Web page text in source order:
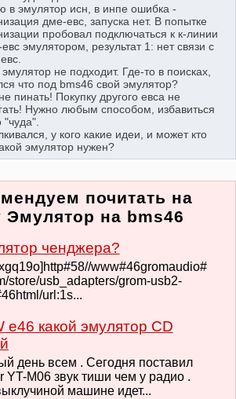
в эмулятор исн, в инпе ошибка -
дме-евс, запуска нет. В попытке
пробовал подключаться к к-линии
эмулятором, результат 1: нет связи с
не подходит. Где-то в поисках,
что под bms46 свой эмулятор?
пинать! Покупку другого евса не
Нужно любым способом, избавиться
"чуда".
у кого какие идеи, и может кто
эмулятор нужен?
почитать на
Эмулятор на bms46
ченджера?
www#46gromaudio#
store/usb_adapters/grom-usb2-
url:1s...
e46 какой эмулятор CD
день всем . Сегодня поставил
YT-M06 звук тиши чем у радио .
машине идет...